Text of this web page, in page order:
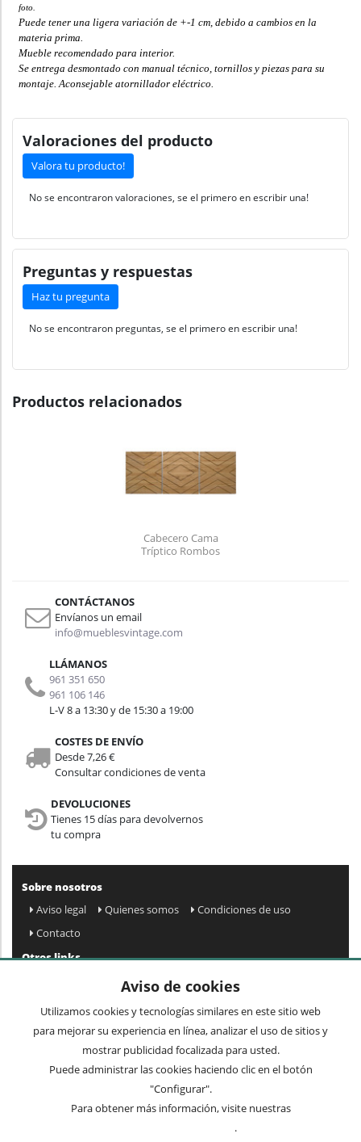
foto.
Puede tener una ligera variación de +-1 cm, debido a cambios en la
materia prima.
Mueble recomendado para interior.
Se entrega desmontado con manual técnico, tornillos y piezas para su
montaje. Aconsejable atornillador eléctrico.
Valoraciones del producto
Valora tu producto!
No se encontraron valoraciones, se el primero en escribir una!
Preguntas y respuestas
Haz tu pregunta
No se encontraron preguntas, se el primero en escribir una!
Productos relacionados
Cabecero Cama
Tríptico Rombos
CONTÁCTANOS
Envíanos un email
info@mueblesvintage.com
LLÁMANOS
961 351 650
961 106 146
L-V 8 a 13:30 y de 15:30 a 19:00
COSTES DE ENVÍO
Desde 7,26 €
Consultar condiciones de venta
DEVOLUCIONES
Tienes 15 días para devolvernos
tu compra
Sobre nosotros
Aviso legal
Quienes somos
Condiciones de uso
Contacto
Otros links
Preguntas frecuentes
Newsletter
Aceptoprivacidad
Aviso de cookies
Utilizamos cookies y tecnologías similares en este sitio web
para mejorar su experiencia en línea, analizar el uso de sitios y
mostrar publicidad focalizada para usted.
Puede administrar las cookies haciendo clic en el botón
"Configurar".
Para obtener más información, visite nuestras
.